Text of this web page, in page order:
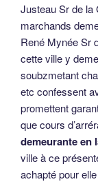
Justeau Sr de la
marchands
René Mynée Sr
cette ville y
soubzmetant
etc confessent
promettent
que cours
demeurante en
ville à ce
achapté pour